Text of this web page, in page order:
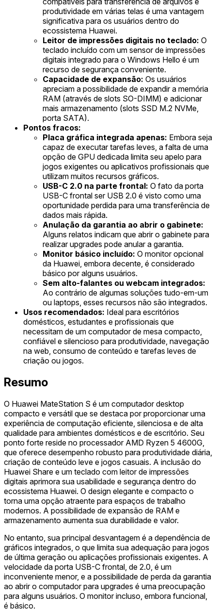
produtividade em várias telas é uma vantagem
significativa para os usuários dentro do
ecossistema Huawei.
Leitor de impressões digitais no teclado: O
teclado incluído com um sensor de impressões
digitais integrado para o Windows Hello é um
recurso de segurança conveniente.
Capacidade de expansão: Os usuários
apreciam a possibilidade de expandir a memória
RAM (através de slots SO-DIMM) e adicionar
mais armazenamento (slots SSD M.2 NVMe,
porta SATA).
Pontos fracos:
Placa gráfica integrada apenas: Embora seja
capaz de executar tarefas leves, a falta de uma
opção de GPU dedicada limita seu apelo para
jogos exigentes ou aplicativos profissionais que
utilizam muitos recursos gráficos.
USB-C 2.0 na parte frontal: O fato da porta
USB-C frontal ser USB 2.0 é visto como uma
oportunidade perdida para uma transferência de
dados mais rápida.
Anulação da garantia ao abrir o gabinete:
Alguns relatos indicam que abrir o gabinete para
realizar upgrades pode anular a garantia.
Monitor básico incluído: O monitor opcional
da Huawei, embora decente, é considerado
básico por alguns usuários.
Sem alto-falantes ou webcam integrados:
Ao contrário de algumas soluções tudo-em-um
ou laptops, esses recursos não são integrados.
Usos recomendados: Ideal para escritórios
domésticos, estudantes e profissionais que
necessitam de um computador de mesa compacto,
confiável e silencioso para produtividade, navegação
na web, consumo de conteúdo e tarefas leves de
criação ou jogos.
Resumo
O Huawei MateStation S é um computador desktop
compacto e versátil que se destaca por proporcionar uma
experiência de computação eficiente, silenciosa e de alta
qualidade para ambientes domésticos e de escritório. Seu
ponto forte reside no processador AMD Ryzen 5 4600G,
que oferece desempenho robusto para produtividade diária,
criação de conteúdo leve e jogos casuais. A inclusão do
Huawei Share e um teclado com leitor de impressões
digitais aprimora sua usabilidade e segurança dentro do
ecossistema Huawei. O design elegante e compacto o
torna uma opção atraente para espaços de trabalho
modernos. A possibilidade de expansão de RAM e
armazenamento aumenta sua durabilidade e valor.
No entanto, sua principal desvantagem é a dependência de
gráficos integrados, o que limita sua adequação para jogos
de última geração ou aplicações profissionais exigentes. A
velocidade da porta USB-C frontal, de 2.0, é um
inconveniente menor, e a possibilidade de perda da garantia
ao abrir o computador para upgrades é uma preocupação
para alguns usuários. O monitor incluso, embora funcional,
é básico.